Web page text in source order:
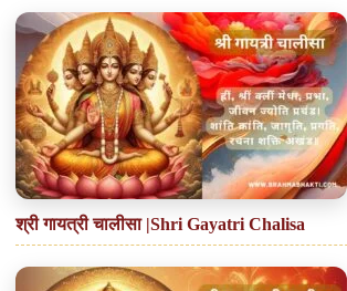
श्री गायत्री चालीसा |Shri Gayatri Chalisa